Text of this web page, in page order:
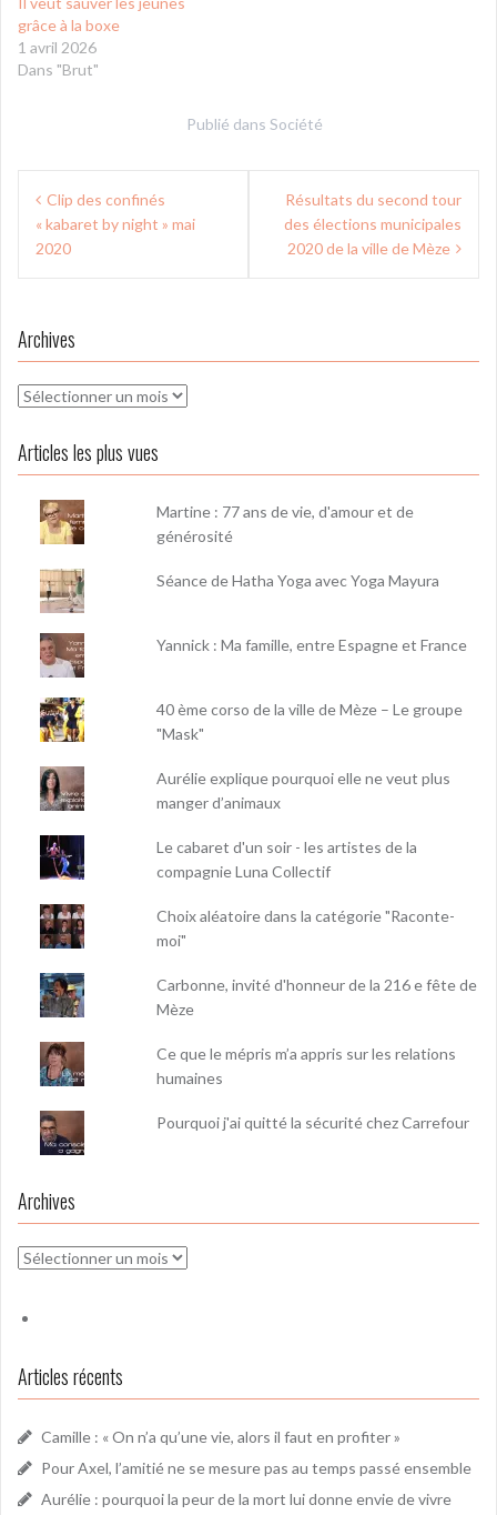
grâce à la boxe
1 avril 2026
Dans "Brut"
Publié dans Société
Navigation
de
l’article
Clip des confinés
« kabaret by night » mai
2020
Résultats du second tour
des élections municipales
2020 de la ville de Mèze
Archives
Archives
Articles les plus vues
Martine : 77 ans de vie, d'amour et de
générosité
Séance de Hatha Yoga avec Yoga Mayura
Yannick : Ma famille, entre Espagne et France
40 ème corso de la ville de Mèze – Le groupe
"Mask"
Aurélie explique pourquoi elle ne veut plus
manger d’animaux
Le cabaret d'un soir - les artistes de la
compagnie Luna Collectif
Choix aléatoire dans la catégorie "Raconte-
moi"
Carbonne, invité d'honneur de la 216 e fête de
Mèze
Ce que le mépris m’a appris sur les relations
humaines
Pourquoi j'ai quitté la sécurité chez Carrefour
Archives
Archives
Articles récents
Camille : « On n’a qu’une vie, alors il faut en profiter »
Pour Axel, l’amitié ne se mesure pas au temps passé ensemble
Aurélie : pourquoi la peur de la mort lui donne envie de vivre